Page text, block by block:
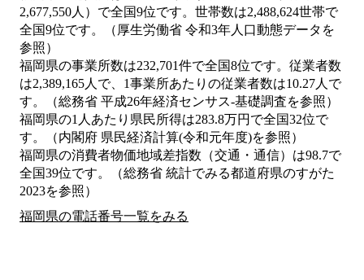
2,677,550人）で全国9位です。世帯数は2,488,624世帯で
全国9位です。（厚生労働省 令和3年人口動態データを
参照）
福岡県の事業所数は232,701件で全国8位です。従業者数
は2,389,165人で、1事業所あたりの従業者数は10.27人で
す。（総務省 平成26年経済センサス‐基礎調査を参照）
福岡県の1人あたり県民所得は283.8万円で全国32位で
す。（内閣府 県民経済計算(令和元年度)を参照）
福岡県の消費者物価地域差指数（交通・通信）は98.7で
全国39位です。（総務省 統計でみる都道府県のすがた
2023を参照）
福岡県の電話番号一覧をみる